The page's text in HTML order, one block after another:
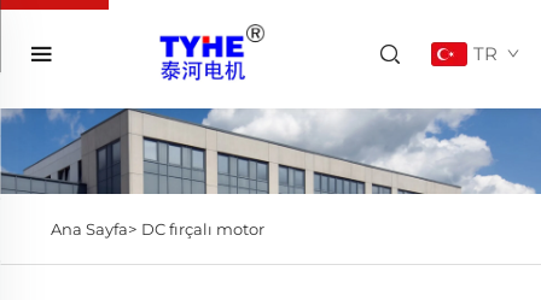
TR
Ana Sayfa> DC fırçalı motor